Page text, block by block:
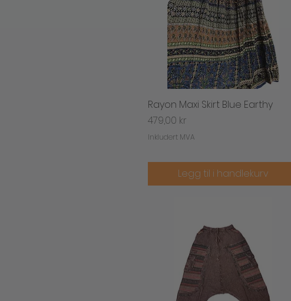
Hurtigvisning
Rayon Maxi Skirt Blue Earthy
Pris
479,00 kr
Inkludert MVA
Legg til i handlekurv